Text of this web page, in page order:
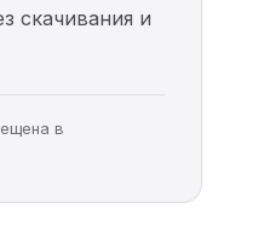
скачивания и
в